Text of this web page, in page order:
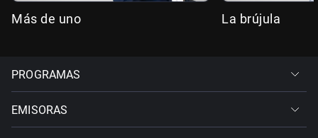
Más de uno La brújula
PROGRAMAS
EMISORAS